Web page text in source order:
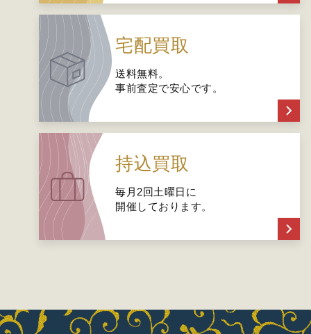
宅配買取
送料無料。
事前査定で安心です。
持込買取
毎月2回土曜日に
開催しております。